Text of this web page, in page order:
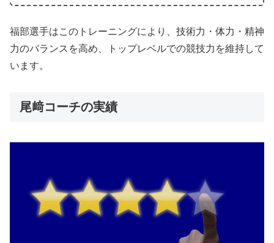
福部選手はこのトレーニングにより、技術力・体力・精神
力のバランスを高め、トップレベルでの競技力を維持して
います。
尾﨑コーチの実績